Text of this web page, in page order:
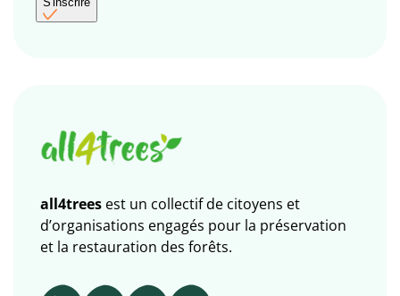
all4trees est un collectif de citoyens et
d’organisations engagés pour la préservation
et la restauration des forêts.